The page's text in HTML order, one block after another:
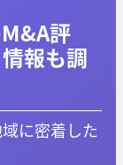
評
報も調
に密着した